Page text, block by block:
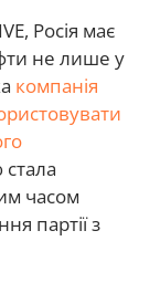
Росія має
не лише у
компанія
часом
партії з